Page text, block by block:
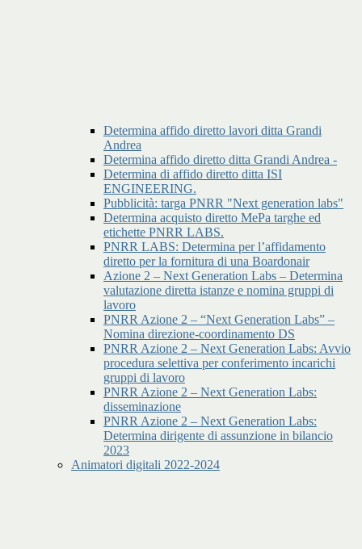
Determina affido diretto lavori ditta Grandi
Andrea
Determina affido diretto ditta Grandi Andrea -
Determina di affido diretto ditta ISI
ENGINEERING.
Pubblicità: targa PNRR "Next generation labs"
Determina acquisto diretto MePa targhe ed
etichette PNRR LABS.
PNRR LABS: Determina per l’affidamento
diretto per la fornitura di una Boardonair
Azione 2 – Next Generation Labs – Determina
valutazione diretta istanze e nomina gruppi di
lavoro
PNRR Azione 2 – “Next Generation Labs” –
Nomina direzione-coordinamento DS
PNRR Azione 2 – Next Generation Labs: Avvio
procedura selettiva per conferimento incarichi
gruppi di lavoro
PNRR Azione 2 – Next Generation Labs:
disseminazione
PNRR Azione 2 – Next Generation Labs:
Determina dirigente di assunzione in bilancio
2023
Animatori digitali 2022-2024